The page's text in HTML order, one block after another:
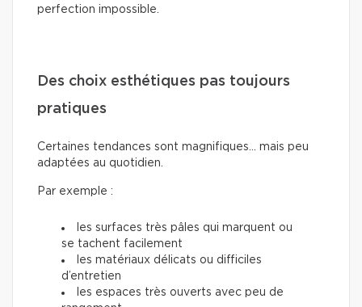
perfection impossible.
Des choix esthétiques pas toujours
pratiques
Certaines tendances sont magnifiques… mais peu
adaptées au quotidien.
Par exemple :
les surfaces très pâles qui marquent ou
se tachent facilement
les matériaux délicats ou difficiles
d’entretien
les espaces très ouverts avec peu de